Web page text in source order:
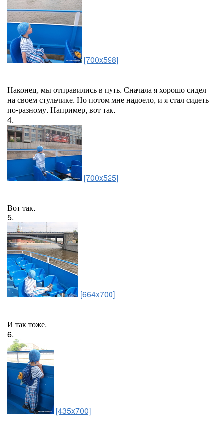
[700x598]
Наконец, мы отправились в путь. Сначала я хорошо сидел
на своем стульчике. Но потом мне надоело, и я стал сидеть
по-разному. Например, вот так.
4.
[700x525]
Вот так.
5.
[664x700]
И так тоже.
6.
[435x700]